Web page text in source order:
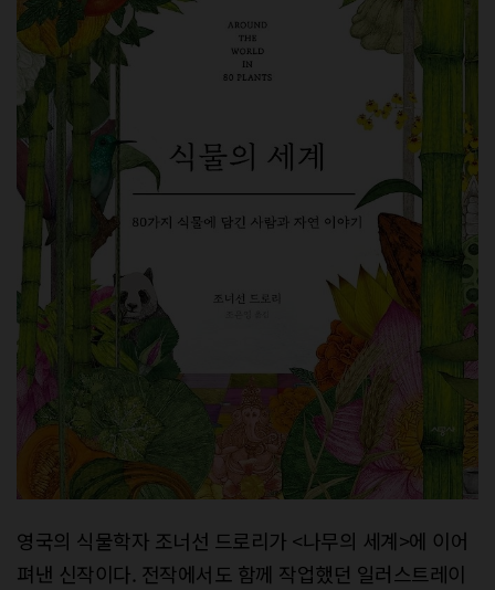
영국의 식물학자 조너선 드로리가 <나무의 세계>에 이어
펴낸 신작이다. 전작에서도 함께 작업했던 일러스트레이